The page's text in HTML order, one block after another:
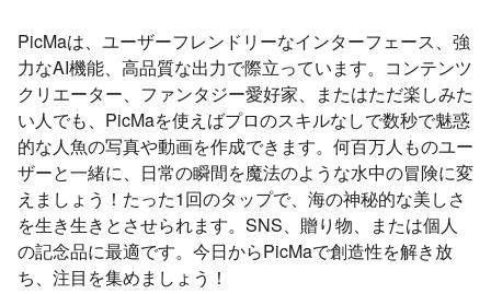
PicMaは、ユーザーフレンドリーなインターフェース、強
力なAI機能、高品質な出力で際立っています。コンテンツ
クリエーター、ファンタジー愛好家、またはただ楽しみた
い人でも、PicMaを使えばプロのスキルなしで数秒で魅惑
的な人魚の写真や動画を作成できます。何百万人ものユー
ザーと一緒に、日常の瞬間を魔法のような水中の冒険に変
えましょう！たった1回のタップで、海の神秘的な美しさ
を生き生きとさせられます。SNS、贈り物、または個人
の記念品に最適です。今日からPicMaで創造性を解き放
ち、注目を集めましょう！